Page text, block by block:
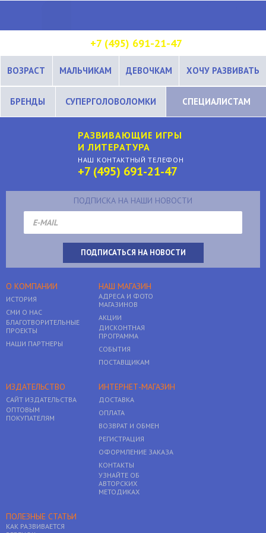
+7 (495) 691-21-47
ВОЗРАСТ МАЛЬЧИКАМ ДЕВОЧКАМ ХОЧУ РАЗВИВАТЬ
БРЕНДЫ СУПЕРГОЛОВОЛОМКИ СПЕЦИАЛИСТАМ
РАЗВИВАЮЩИЕ ИГРЫ
И ЛИТЕРАТУРА
НАШ КОНТАКТНЫЙ ТЕЛЕФОН
+7 (495) 691-21-47
ПОДПИСКА НА НАШИ НОВОСТИ
О КОМПАНИИ
ИСТОРИЯ
СМИ О НАС
БЛАГОТВОРИТЕЛЬНЫЕ
ПРОЕКТЫ
НАШИ ПАРТНЕРЫ
НАШ МАГАЗИН
АДРЕСА И ФОТО
МАГАЗИНОВ
АКЦИИ
ДИСКОНТНАЯ
ПРОГРАММА
СОБЫТИЯ
ПОСТАВЩИКАМ
ИЗДАТЕЛЬСТВО
САЙТ ИЗДАТЕЛЬСТВА
ОПТОВЫМ
ПОКУПАТЕЛЯМ
ИНТЕРНЕТ-МАГАЗИН
ДОСТАВКА
ОПЛАТА
ВОЗВРАТ И ОБМЕН
РЕГИСТРАЦИЯ
ОФОРМЛЕНИЕ ЗАКАЗА
КОНТАКТЫ
УЗНАЙТЕ ОБ
АВТОРСКИХ
МЕТОДИКАХ
ПОЛЕЗНЫЕ СТАТЬИ
КАК РАЗВИВАЕТСЯ